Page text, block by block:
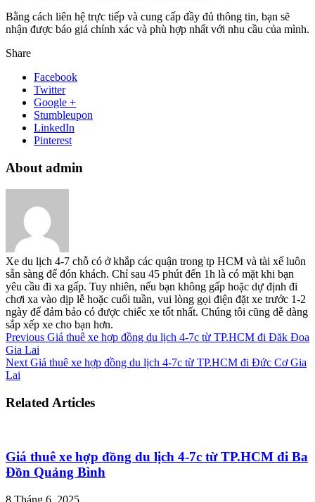
Bằng cách liên hệ trực tiếp và cung cấp đầy đủ thông tin, bạn sẽ
nhận được báo giá chính xác và phù hợp nhất với nhu cầu của mình.
Share
Facebook
Twitter
Google +
Stumbleupon
LinkedIn
Pinterest
About admin
Xe du lịch 4-7 chỗ có ở khắp các quận trong tp HCM và tài xế luôn
sẵn sàng để đón khách. Chỉ sau 45 phút đến 1h là có mặt khi bạn
yêu cầu đi xa gấp. Tuy nhiên, nếu bạn không gấp hoặc dự định đi
chơi xa vào dịp lễ hoặc cuối tuần, vui lòng gọi điện đặt xe trước 1-2
ngày để đảm bảo có được chiếc xe tốt nhất. Chúng tôi cũng dễ dàng
sắp xếp xe cho bạn hơn.
Previous Giá thuê xe hợp đồng du lịch 4-7c từ TP.HCM đi Đăk Đoa
Gia Lai
Next Giá thuê xe hợp đồng du lịch 4-7c từ TP.HCM đi Đức Cơ Gia
Lai
Related Articles
Giá thuê xe hợp đồng du lịch 4-7c từ TP.HCM đi Ba
Đồn Quảng Bình
8 Tháng 6, 2025